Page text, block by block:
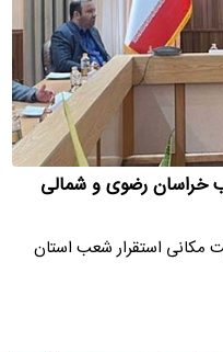
خراسان رضوی و شمالی
مکانی استقرار شعب استان